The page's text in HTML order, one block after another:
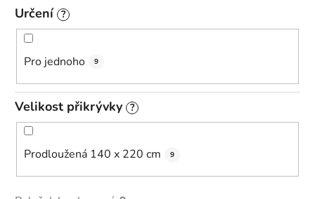
Určení ?
Pro jednoho 9
Velikost přikrývky ?
Prodloužená 140 x 220 cm 9